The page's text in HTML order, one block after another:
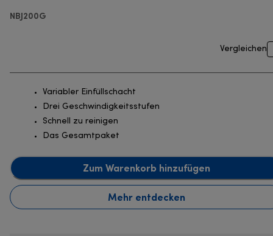
NBJ200G
Vergleichen
Variabler Einfüllschacht
Drei Geschwindigkeitsstufen
Schnell zu reinigen
Das Gesamtpaket
Zum Warenkorb hinzufügen
Mehr entdecken